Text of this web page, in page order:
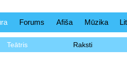
Forums Afiša Mūzika
Teātris Raksti